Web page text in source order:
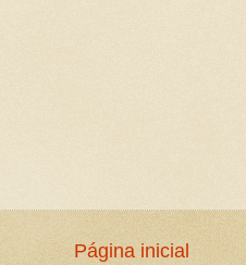
Página inicial